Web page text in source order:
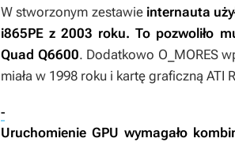
W stworzonym zestawie internauta
i865PE z 2003 roku. To pozwoliło
Quad Q6600. Dodatkowo O_MORES
miała w 1998 roku i kartę graficzną ATI
-
Uruchomienie GPU wymagało